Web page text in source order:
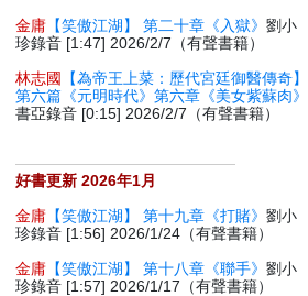
金庸 【笑傲江湖】 第二十章《入獄》劉小
珍錄音 [1:47] 2026/2/7（有聲書籍）
林志國
【為帝王上菜：歷代宮廷御醫傳奇】
第六篇《元明時代》第六章《美女紫蘇肉》
書亞錄音 [0:15] 2026/2/7（有聲書籍）
好書更新 2026年1月
金庸 【笑傲江湖】 第十九章《打賭》劉小
珍錄音 [1:56] 2026/1/24（有聲書籍）
金庸 【笑傲江湖】 第十八章《聯手》劉小
珍錄音 [1:57] 2026/1/17（有聲書籍）